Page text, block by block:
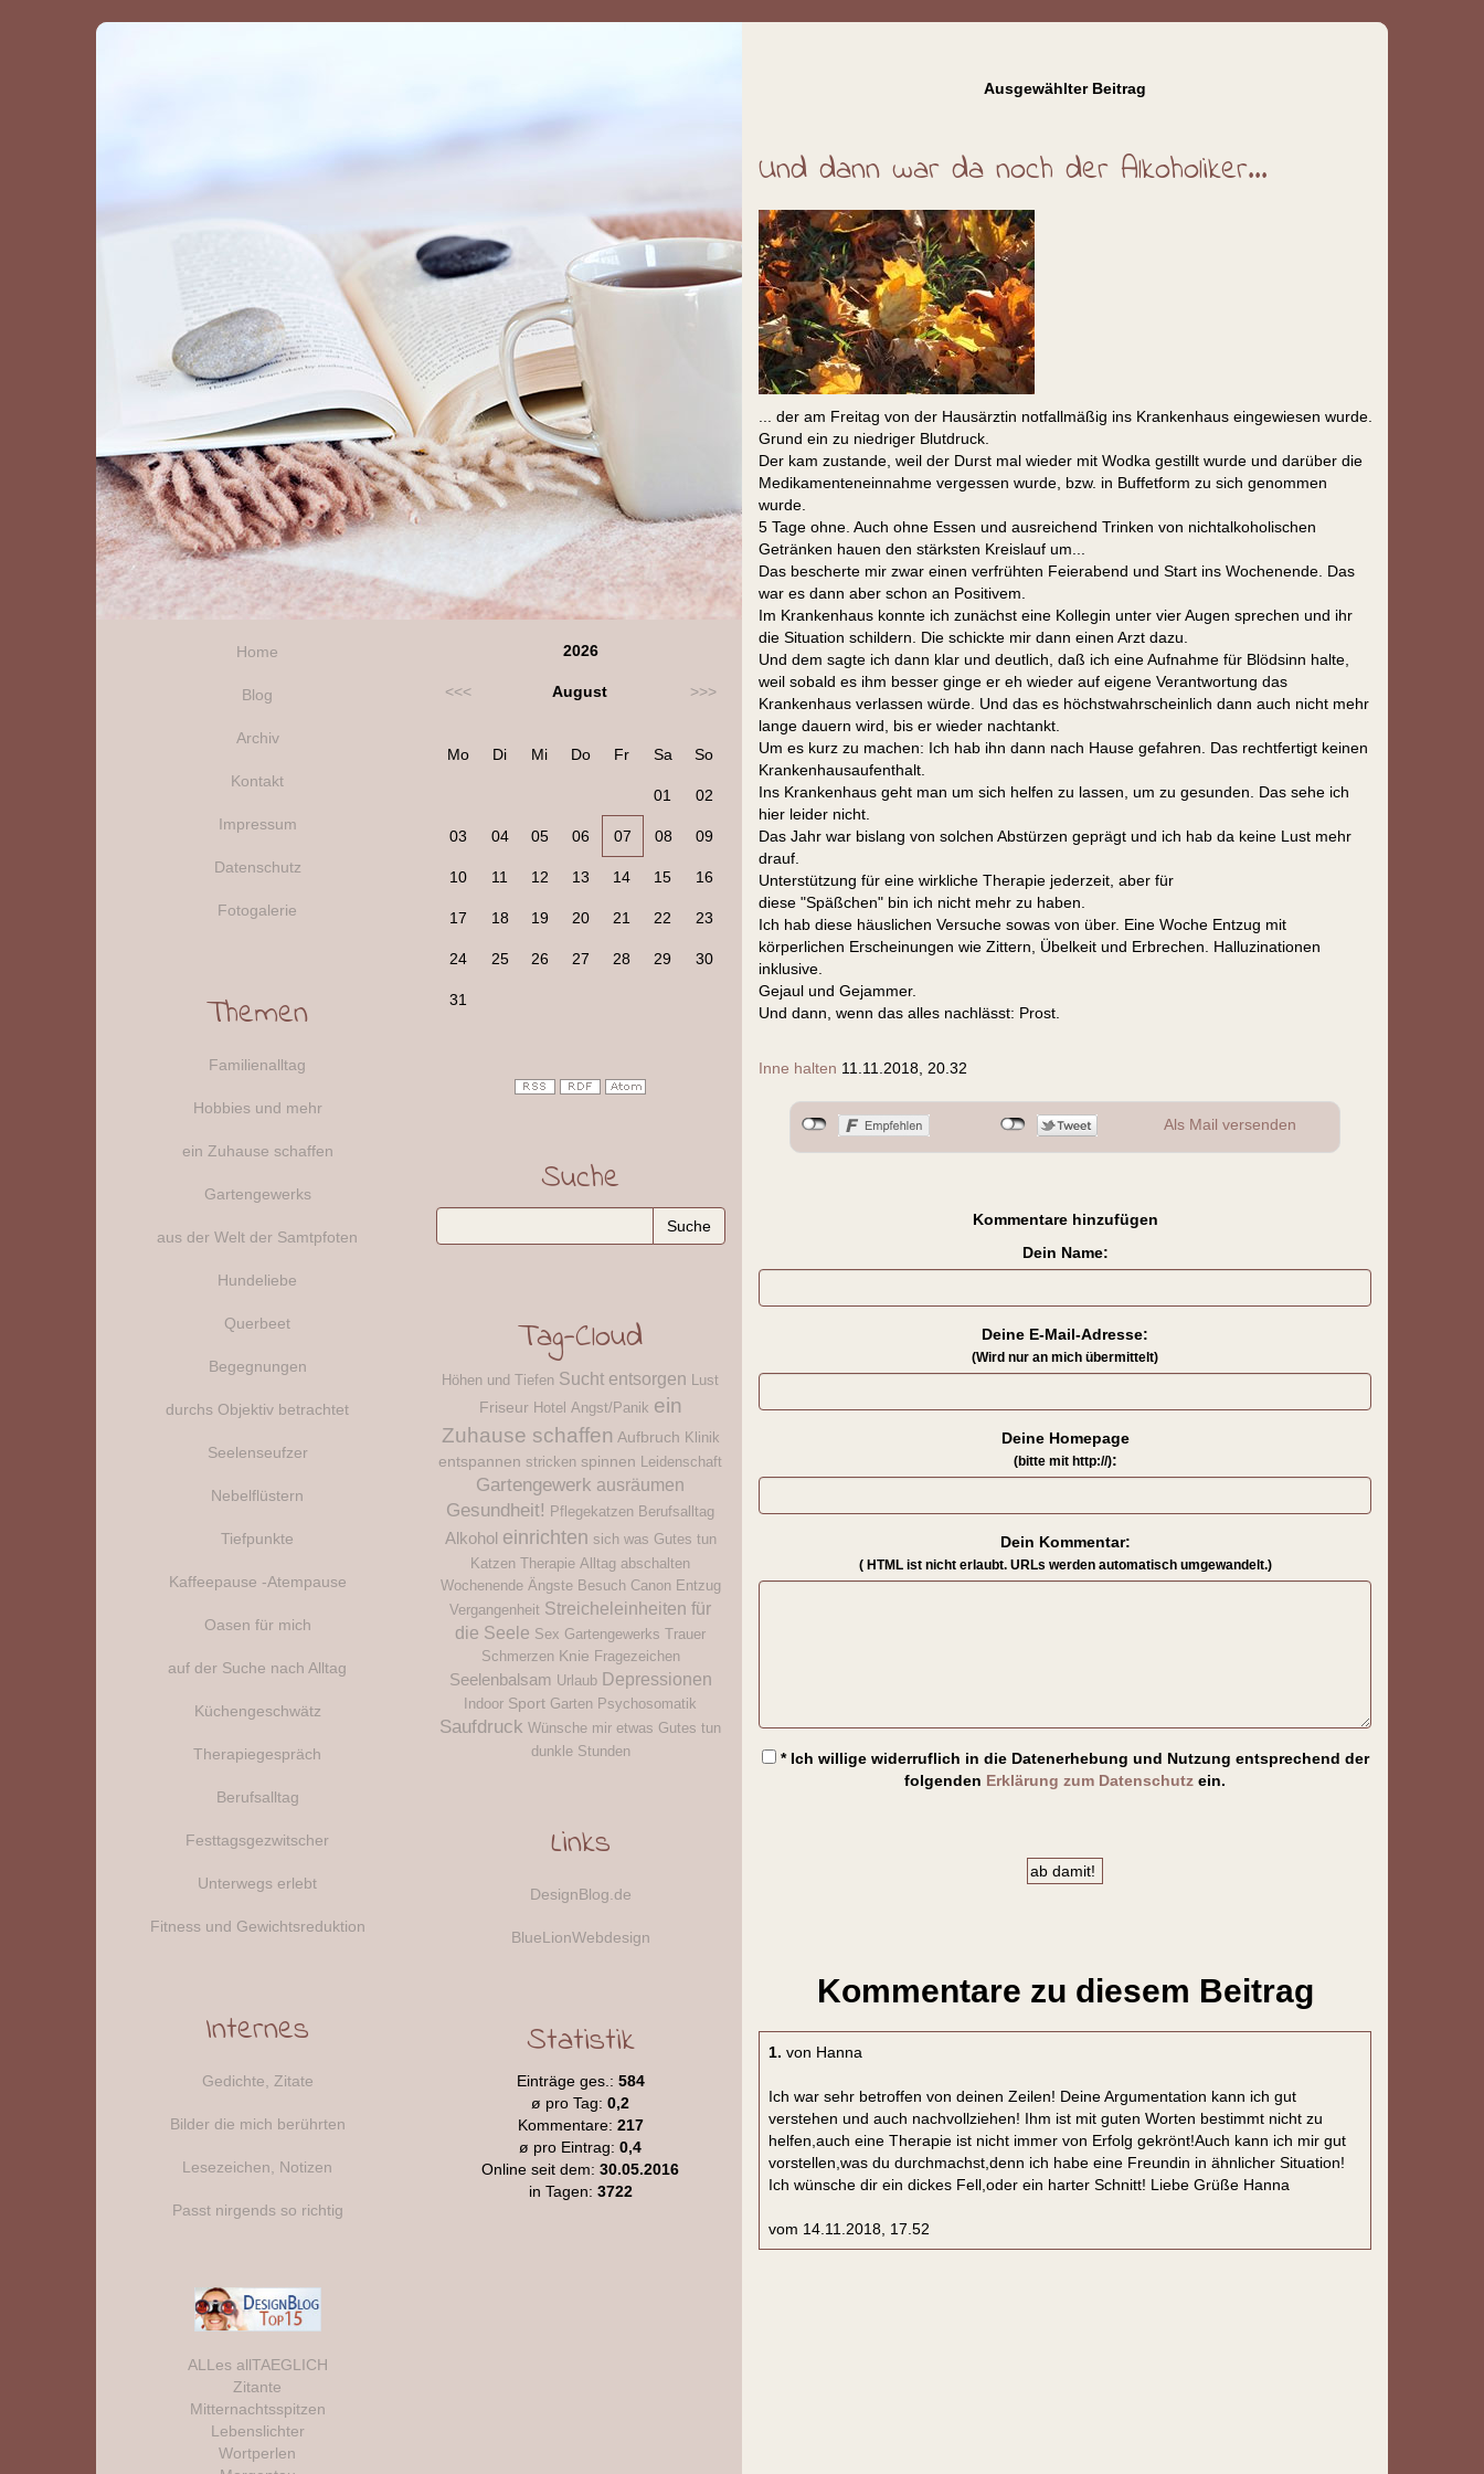
Ausgewählter Beitrag
Und dann war da noch der Alkoholiker...
... der am Freitag von der Hausärztin notfallmäßig ins Krankenhaus eingewiesen wurde.
Grund ein zu niedriger Blutdruck.
Der kam zustande, weil der Durst mal wieder mit Wodka gestillt wurde und darüber die
Medikamenteneinnahme vergessen wurde, bzw. in Buffetform zu sich genommen
wurde.
5 Tage ohne. Auch ohne Essen und ausreichend Trinken von nichtalkoholischen
Getränken hauen den stärksten Kreislauf um...
Das bescherte mir zwar einen verfrühten Feierabend und Start ins Wochenende. Das
war es dann aber schon an Positivem.
Im Krankenhaus konnte ich zunächst eine Kollegin unter vier Augen sprechen und ihr
die Situation schildern. Die schickte mir dann einen Arzt dazu.
Und dem sagte ich dann klar und deutlich, daß ich eine Aufnahme für Blödsinn halte,
weil sobald es ihm besser ginge er eh wieder auf eigene Verantwortung das
Krankenhaus verlassen würde. Und das es höchstwahrscheinlich dann auch nicht mehr
lange dauern wird, bis er wieder nachtankt.
Um es kurz zu machen: Ich hab ihn dann nach Hause gefahren. Das rechtfertigt keinen
Krankenhausaufenthalt.
Ins Krankenhaus geht man um sich helfen zu lassen, um zu gesunden. Das sehe ich
hier leider nicht.
Das Jahr war bislang von solchen Abstürzen geprägt und ich hab da keine Lust mehr
drauf.
Unterstützung für eine wirkliche Therapie jederzeit, aber für
diese "Späßchen" bin ich nicht mehr zu haben.
Ich hab diese häuslichen Versuche sowas von über. Eine Woche Entzug mit
körperlichen Erscheinungen wie Zittern, Übelkeit und Erbrechen. Halluzinationen
inklusive.
Gejaul und Gejammer.
Und dann, wenn das alles nachlässt: Prost.
Inne halten 11.11.2018, 20.32
Als Mail versenden
Kommentare hinzufügen
Dein Name:
Deine E-Mail-Adresse:
(Wird nur an mich übermittelt)
Deine Homepage
(bitte mit http://):
Dein Kommentar:
( HTML ist nichterlaubt. URLs werden automatisch umgewandelt.)
* Ich willige widerruflich in die Datenerhebung und Nutzung entsprechend der
folgenden Erklärung zum Datenschutz ein.
Kommentare zu diesem Beitrag
1. von Hanna
Ich war sehr betroffen von deinen Zeilen! Deine Argumentation kann ich gut
verstehen und auch nachvollziehen! Ihm ist mit guten Worten bestimmt nicht zu
helfen,auch eine Therapie ist nicht immer von Erfolg gekrönt!Auch kann ich mir gut
vorstellen,was du durchmachst,denn ich habe eine Freundin in ähnlicher Situation!
Ich wünsche dir ein dickes Fell,oder ein harter Schnitt! Liebe Grüße Hanna
vom 14.11.2018, 17.52
Home
Blog
Archiv
Kontakt
Impressum
Datenschutz
Fotogalerie
Themen
Familienalltag
Hobbies und mehr
ein Zuhause schaffen
Gartengewerks
aus der Welt der Samtpfoten
Hundeliebe
Querbeet
Begegnungen
durchs Objektiv betrachtet
Seelenseufzer
Nebelflüstern
Tiefpunkte
Kaffeepause -Atempause
Oasen für mich
auf der Suche nach Alltag
Küchengeschwätz
Therapiegespräch
Berufsalltag
Festtagsgezwitscher
Unterwegs erlebt
Fitness und Gewichtsreduktion
Internes
Gedichte, Zitate
Bilder die mich berührten
Lesezeichen, Notizen
Passt nirgends so richtig
ALLes allTAEGLICH
Zitante
Mitternachtsspitzen
Lebenslichter
Wortperlen
2026
<<< August >>>
Mo Di Mi Do Fr Sa So
01 02
03 04 05 06 07 08 09
10 11 12 13 14 15 16
17 18 19 20 21 22 23
24 25 26 27 28 29 30
31
Suche
Tag-Cloud
Höhen und Tiefen Sucht entsorgen Lust
Friseur Hotel Angst/Panik ein
Zuhause schaffen Aufbruch Klinik
entspannen stricken spinnen Leidenschaft
Gartengewerk ausräumen
Gesundheit! Pflegekatzen Berufsalltag
Alkohol einrichten sich was Gutes tun
Katzen Therapie Alltag abschalten
Wochenende Ängste Besuch Canon Entzug
Vergangenheit Streicheleinheiten für
die Seele Sex Gartengewerks Trauer
Schmerzen Knie Fragezeichen
Seelenbalsam Urlaub Depressionen
Indoor Sport Garten Psychosomatik
Saufdruck Wünsche mir etwas Gutes tun
dunkle Stunden
Links
DesignBlog.de
BlueLionWebdesign
Statistik
Einträge ges.: 584
ø pro Tag:0,2
Kommentare: 217
ø pro Eintrag:0,4
Online seit dem:30.05.2016
in Tagen: 3722